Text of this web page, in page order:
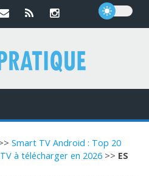
Smart TV Android : Top 20
à télécharger en 2026 >> ES